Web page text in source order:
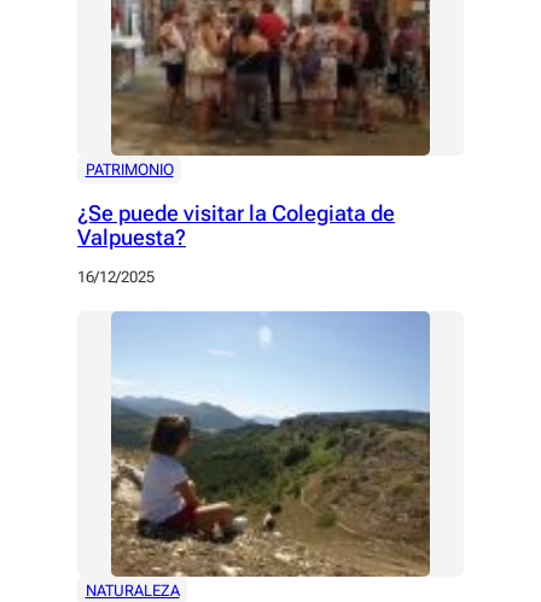
PATRIMONIO
¿Se puede visitar la Colegiata de
Valpuesta?
16/12/2025
NATURALEZA